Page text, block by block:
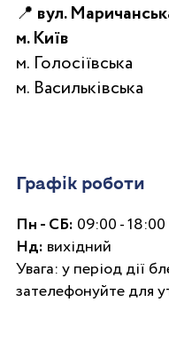
📍 вул.
м. Київ
м. Голосіївська
м. Васильківська
Графік роботи
Пн - СБ: 09:00 - 18:00
Нд: вихідний
Увага: у період дії
зателефонуйте для